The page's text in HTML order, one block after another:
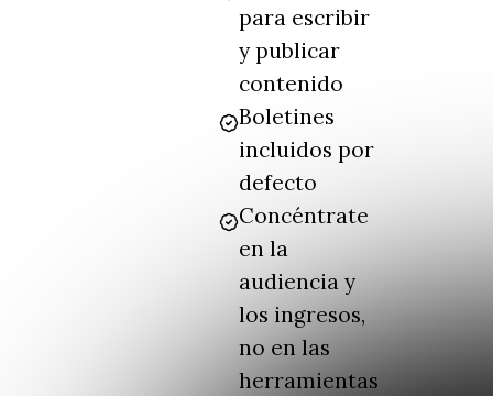
para escribir
y publicar
contenido
Boletines
incluidos por
defecto
Concéntrate
en la
audiencia y
los ingresos,
no en las
herramientas